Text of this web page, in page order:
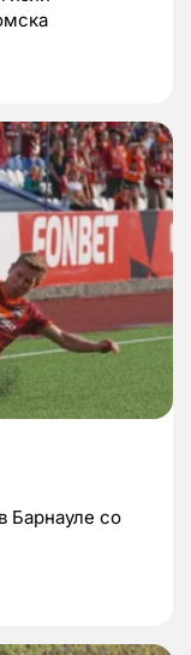
Барнауле со